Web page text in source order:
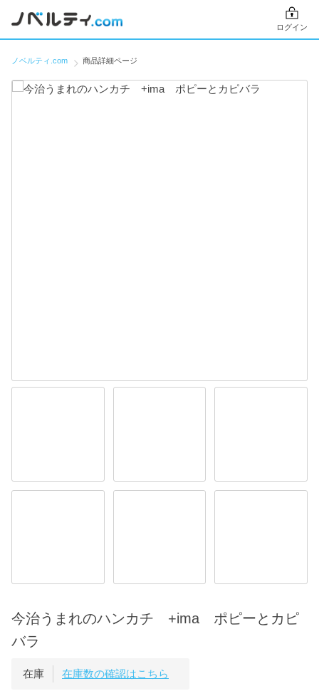
ログイン
ノベルティ.com 商品詳細ページ
今治うまれのハンカチ +ima ポピーとカピ
バラ
在庫 在庫数の確認はこちら